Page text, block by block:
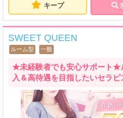
万円以上可能な給料
是非一度お問い合
ナンバー制度の対策
WIFI完備 ・店泊無
験者でも１からサポ
リニックにて美容整
能。 ・面接交通費
キープ
SWEET QUEEN
ルーム型 一般
★未経験者でも安心サポート★
入＆高待遇を目指したいセラ